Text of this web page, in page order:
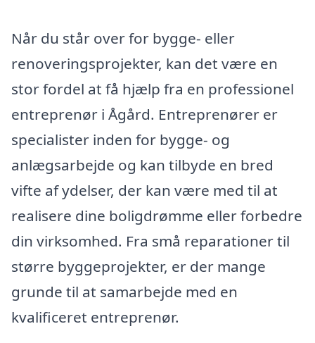
Når du står over for bygge- eller
renoveringsprojekter, kan det være en
stor fordel at få hjælp fra en professionel
entreprenør i Ågård. Entreprenører er
specialister inden for bygge- og
anlægsarbejde og kan tilbyde en bred
vifte af ydelser, der kan være med til at
realisere dine boligdrømme eller forbedre
din virksomhed. Fra små reparationer til
større byggeprojekter, er der mange
grunde til at samarbejde med en
kvalificeret entreprenør.